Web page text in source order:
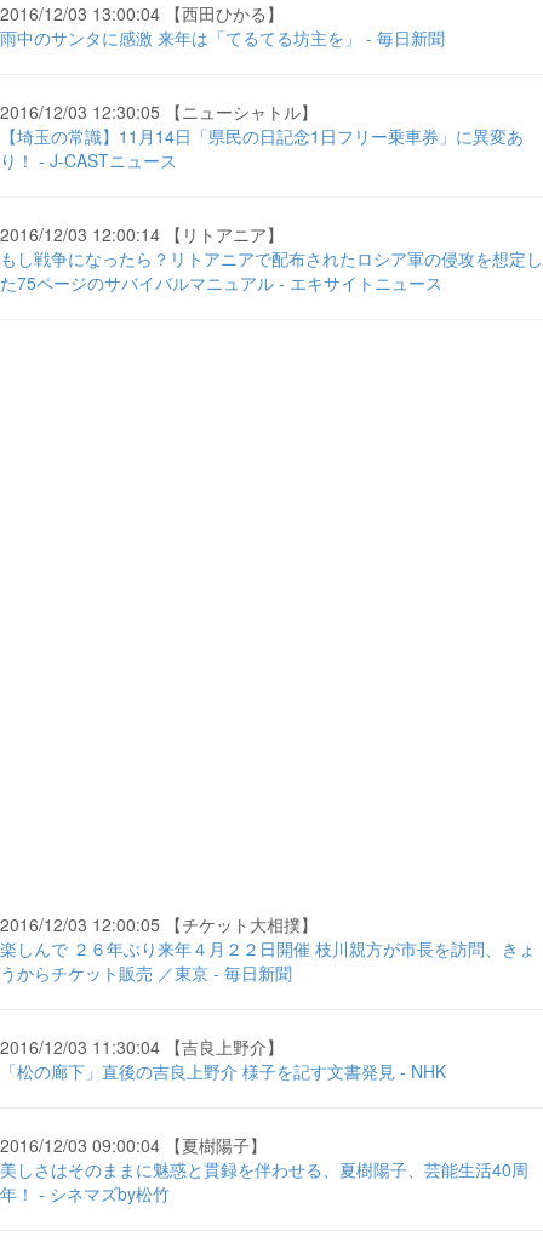
2016/12/03 13:00:04 【西田ひかる】
雨中のサンタに感激 来年は「てるてる坊主を」 - 毎日新聞
2016/12/03 12:30:05 【ニューシャトル】
【埼玉の常識】11月14日「県民の日記念1日フリー乗車券」に異変あ
り！ - J-CASTニュース
2016/12/03 12:00:14 【リトアニア】
もし戦争になったら？リトアニアで配布されたロシア軍の侵攻を想定し
た75ページのサバイバルマニュアル - エキサイトニュース
2016/12/03 12:00:05 【チケット大相撲】
楽しんで ２６年ぶり来年４月２２日開催 枝川親方が市長を訪問、きょ
うからチケット販売 ／東京 - 毎日新聞
2016/12/03 11:30:04 【吉良上野介】
「松の廊下」直後の吉良上野介 様子を記す文書発見 - NHK
2016/12/03 09:00:04 【夏樹陽子】
美しさはそのままに魅惑と貫録を伴わせる、夏樹陽子、芸能生活40周
年！ - シネマズby松竹